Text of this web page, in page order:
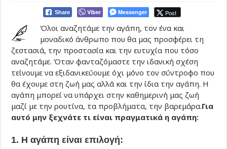
Share Viber Messenger Post
Όλοι αναζητάμε την αγάπη, τον ένα και
μοναδικό άνθρωπο που θα μας προσφέρει τη
ζεστασιά, την προστασία και την ευτυχία που τόσο
αναζητάμε. Όταν φανταζόμαστε την ιδανική σχέση
τείνουμε να εξιδανικεύουμε όχι μόνο τον σύντροφο που
θα έχουμε στη ζωή μας αλλά και την ίδια την αγάπη. Η
αγάπη μπορεί να υπάρχει στην καθημερινή μας ζωή
μαζί με την ρουτίνα, τα προβλήματα, την βαρεμάρα.Για
αυτό μην ξεχνάτε τι είναι πραγματικά η αγάπη:
1. Η αγάπη είναι επιλογή: